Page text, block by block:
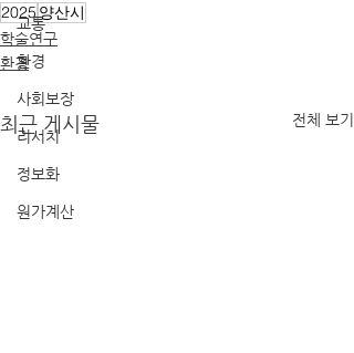
교통
환경
사회보장
리서치
정보화
원가계산
2025양산시
학술연구
환경
최근 게시물 전체 보기